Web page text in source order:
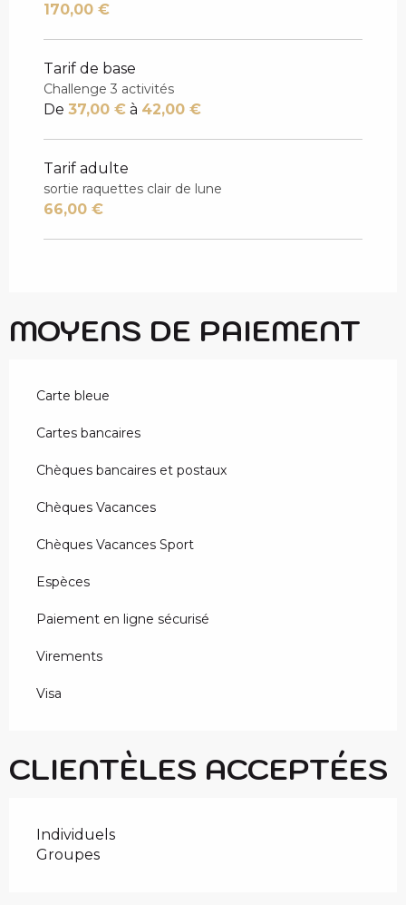
170,00 €
Tarif de base
Challenge 3 activités
De 37,00 € à 42,00 €
Tarif adulte
sortie raquettes clair de lune
66,00 €
MOYENS DE PAIEMENT
Carte bleue
Cartes bancaires
Chèques bancaires et postaux
Chèques Vacances
Chèques Vacances Sport
Espèces
Paiement en ligne sécurisé
Virements
Visa
CLIENTÈLES ACCEPTÉES
Individuels
Groupes